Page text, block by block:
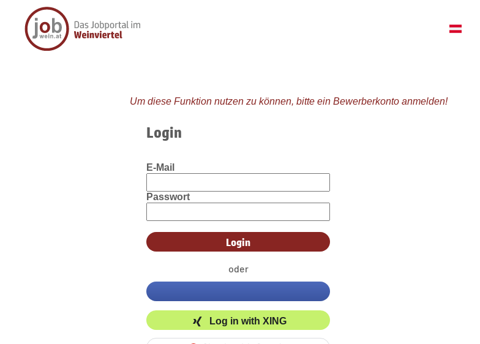
Um diese Funktion nutzen zu können, bitte ein Bewerberkonto anmelden!
Login
E-Mail
Passwort
oder
Log in with XING